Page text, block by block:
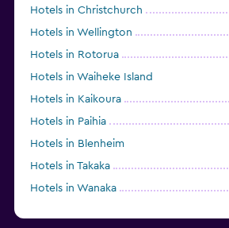
Hotels in Christchurch
Hotels in Wellington
Hotels in Rotorua
Hotels in Waiheke Island
Hotels in Kaikoura
Hotels in Paihia
Hotels in Blenheim
Hotels in Takaka
Hotels in Wanaka